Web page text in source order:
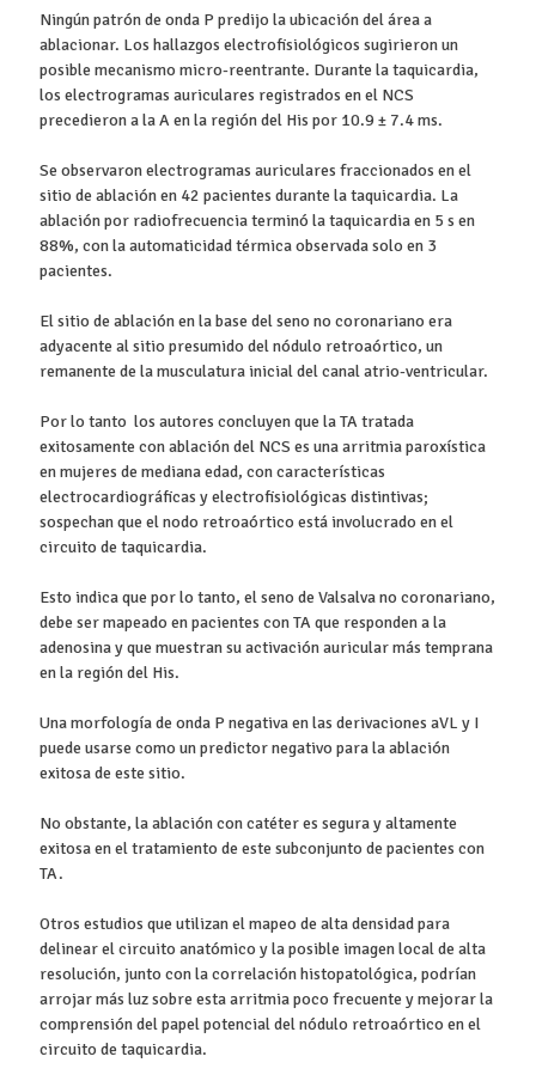
Ningún patrón de onda P predijo la ubicación del área a
ablacionar. Los hallazgos electrofisiológicos sugirieron un
posible mecanismo micro-reentrante. Durante la taquicardia,
los electrogramas auriculares registrados en el NCS
precedieron a la A en la región del His por 10.9 ± 7.4 ms.
Se observaron electrogramas auriculares fraccionados en el
sitio de ablación en 42 pacientes durante la taquicardia. La
ablación por radiofrecuencia terminó la taquicardia en 5 s en
88%, con la automaticidad térmica observada solo en 3
pacientes.
El sitio de ablación en la base del seno no coronariano era
adyacente al sitio presumido del nódulo retroaórtico, un
remanente de la musculatura inicial del canal atrio-ventricular.
Por lo tanto los autores concluyen que la TA tratada
exitosamente con ablación del NCS es una arritmia paroxística
en mujeres de mediana edad, con características
electrocardiográficas y electrofisiológicas distintivas;
sospechan que el nodo retroaórtico está involucrado en el
circuito de taquicardia.
Esto indica que por lo tanto, el seno de Valsalva no coronariano,
debe ser mapeado en pacientes con TA que responden a la
adenosina y que muestran su activación auricular más temprana
en la región del His.
Una morfología de onda P negativa en las derivaciones aVL y I
puede usarse como un predictor negativo para la ablación
exitosa de este sitio.
No obstante, la ablación con catéter es segura y altamente
exitosa en el tratamiento de este subconjunto de pacientes con
TA.
Otros estudios que utilizan el mapeo de alta densidad para
delinear el circuito anatómico y la posible imagen local de alta
resolución, junto con la correlación histopatológica, podrían
arrojar más luz sobre esta arritmia poco frecuente y mejorar la
comprensión del papel potencial del nódulo retroaórtico en el
circuito de taquicardia.